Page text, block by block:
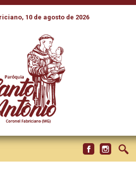
10 de agosto de 2026